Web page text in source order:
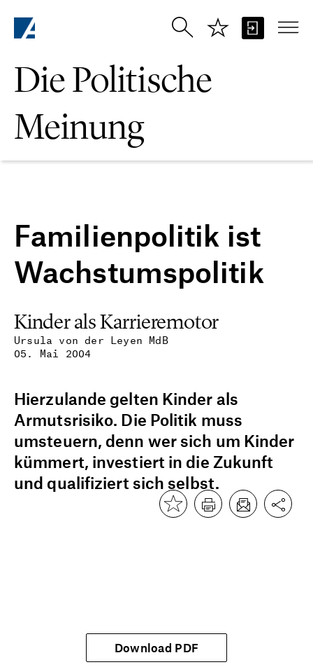
Die Politische
Meinung
Familienpolitik ist
Wachstumspolitik
Ursula von der Leyen MdB
05. Mai 2004
Kinder als Karrieremotor
Hierzulande gelten Kinder als
Armutsrisiko. Die Politik muss
umsteuern, denn wer sich um Kinder
kümmert, investiert in die Zukunft
und qualifiziert sich selbst.
Download PDF